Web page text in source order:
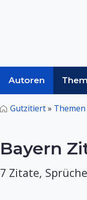
Autoren
Gutzitiert» Themen
Bayern
7 Zitate,